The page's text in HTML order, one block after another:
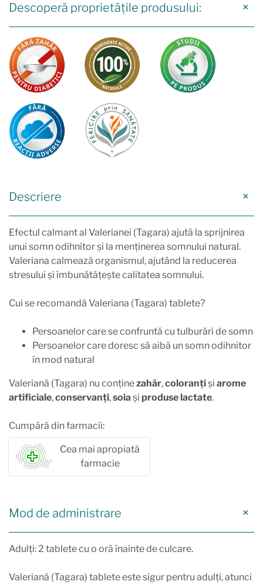
Descoperă proprietățile produsului:
Descriere
Efectul calmant al Valerianei (Tagara) ajută la sprijnirea
unui somn odihnitor și la menținerea somnului natural.
Valeriana calmează organismul, ajutând la reducerea
stresului și îmbunătățește calitatea somnului.
Cui se recomandă Valeriana (Tagara) tablete?
Persoanelor care se confruntă cu tulburări de somn
Persoanelor care doresc să aibă un somn odihnitor
în mod natural
Valeriană (Tagara) nu conținezahăr,coloranțiși arome
artificiale,conservanți,soia și produse lactate.
Cumpără din farmacii:
Cea mai apropiată
farmacie
Mod de administrare
Adulți: 2 tablete cu o oră înainte de culcare.
Valeriană (Tagara) tablete este sigur pentru adulți, atunci